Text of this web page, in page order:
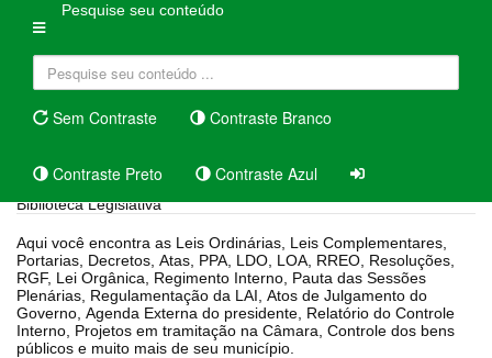
Pesquise seu conteúdo
Sem Contraste Contraste Branco
Contraste Preto Contraste Azul
Biblioteca Legislativa
Aqui você encontra as Leis Ordinárias, Leis Complementares,
Portarias, Decretos, Atas, PPA, LDO, LOA, RREO, Resoluções,
RGF, Lei Orgânica, Regimento Interno, Pauta das Sessões
Plenárias, Regulamentação da LAI, Atos de Julgamento do
Governo, Agenda Externa do presidente, Relatório do Controle
Interno, Projetos em tramitação na Câmara, Controle dos bens
públicos e muito mais de seu município.